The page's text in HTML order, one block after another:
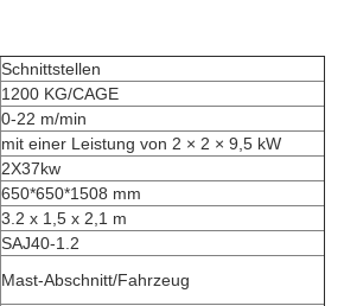
Schnittstellen
1200 KG/CAGE
0-22 m/min
mit einer Leistung von 2 × 2 × 9,5 kW
2X37kw
650*650*1508 mm
3.2 x 1,5 x 2,1 m
SAJ40-1.2
Mast-Abschnitt/Fahrzeug